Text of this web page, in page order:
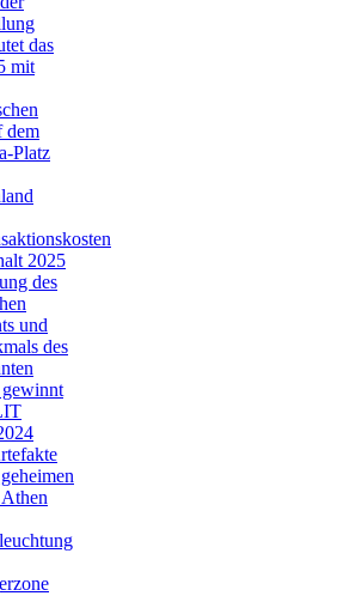
das
mit
dem
Platz
2025
des
und
des
gewinnt